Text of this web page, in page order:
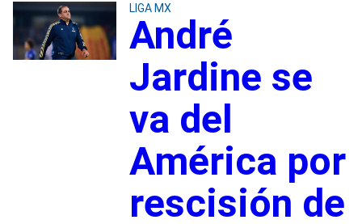
LIGA MX
André
Jardine se
va del
América por
rescisión de